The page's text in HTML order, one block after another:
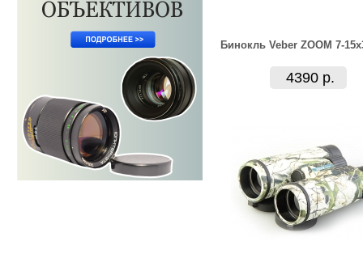
Бинокль Veber ZOOM 7-
4390 р.